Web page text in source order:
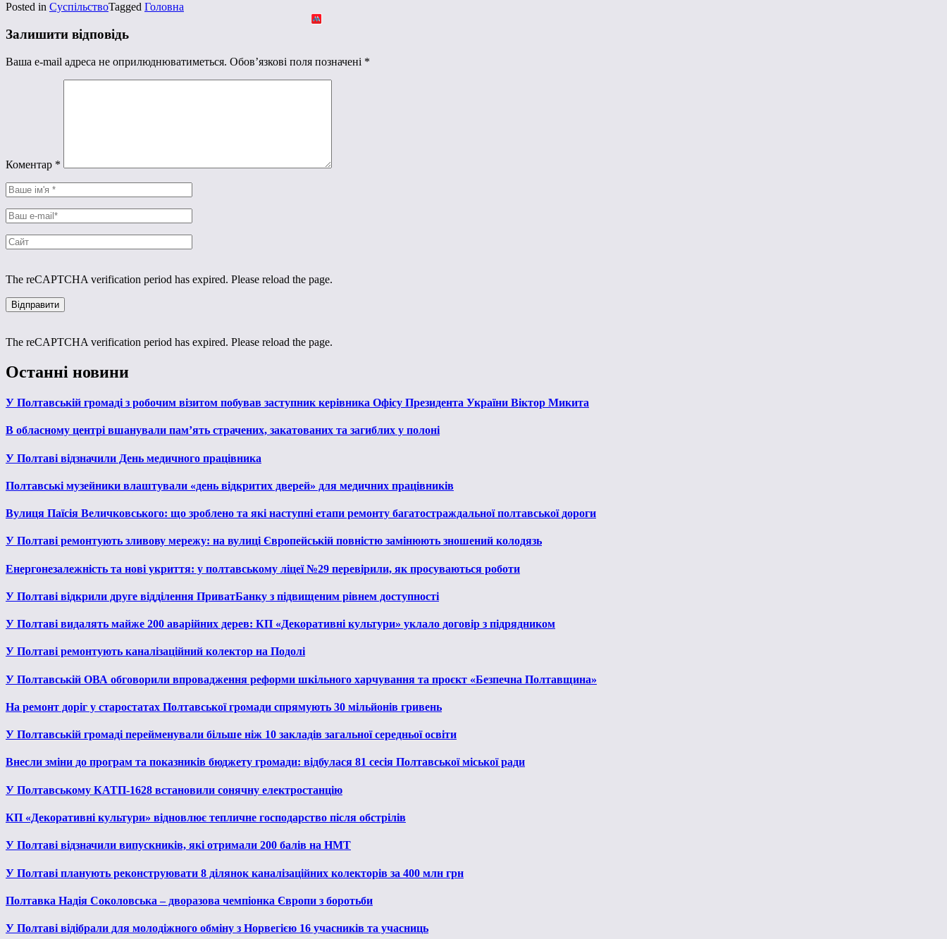
Posted in СуспільствоTagged Головна
Залишити відповідь
Ваша e-mail адреса не оприлюднюватиметься. Обов’язкові поля позначені *
Коментар *
The reCAPTCHA verification period has expired. Please reload the page.
The reCAPTCHA verification period has expired. Please reload the page.
Останні новини
У Полтавській громаді з робочим візитом побував заступник керівника Офісу Президента України Віктор Микита
В обласному центрі вшанували пам’ять страчених, закатованих та загиблих у полоні
У Полтаві відзначили День медичного працівника
Полтавські музейники влаштували «день відкритих дверей» для медичних працівників
Вулиця Паїсія Величковського: що зроблено та які наступні етапи ремонту багатостраждальної полтавської дороги
У Полтаві ремонтують зливову мережу: на вулиці Європейській повністю замінюють зношений колодязь
Енергонезалежність та нові укриття: у полтавському ліцеї №29 перевірили, як просуваються роботи
У Полтаві відкрили друге відділення ПриватБанку з підвищеним рівнем доступності
У Полтаві видалять майже 200 аварійних дерев: КП «Декоративні культури» уклало договір з підрядником
У Полтаві ремонтують каналізаційний колектор на Подолі
У Полтавській ОВА обговорили впровадження реформи шкільного харчування та проєкт «Безпечна Полтавщина»
На ремонт доріг у старостатах Полтавської громади спрямують 30 мільйонів гривень
У Полтавській громаді перейменували більше ніж 10 закладів загальної середньої освіти
Внесли зміни до програм та показників бюджету громади: відбулася 81 сесія Полтавської міської ради
У Полтавському КАТП-1628 встановили сонячну електростанцію
КП «Декоративні культури» відновлює тепличне господарство після обстрілів
У Полтаві відзначили випускників, які отримали 200 балів на НМТ
У Полтаві планують реконструювати 8 ділянок каналізаційних колекторів за 400 млн грн
Полтавка Надія Соколовська – дворазова чемпіонка Європи з боротьби
У Полтаві відібрали для молодіжного обміну з Норвегією 16 учасників та учасниць